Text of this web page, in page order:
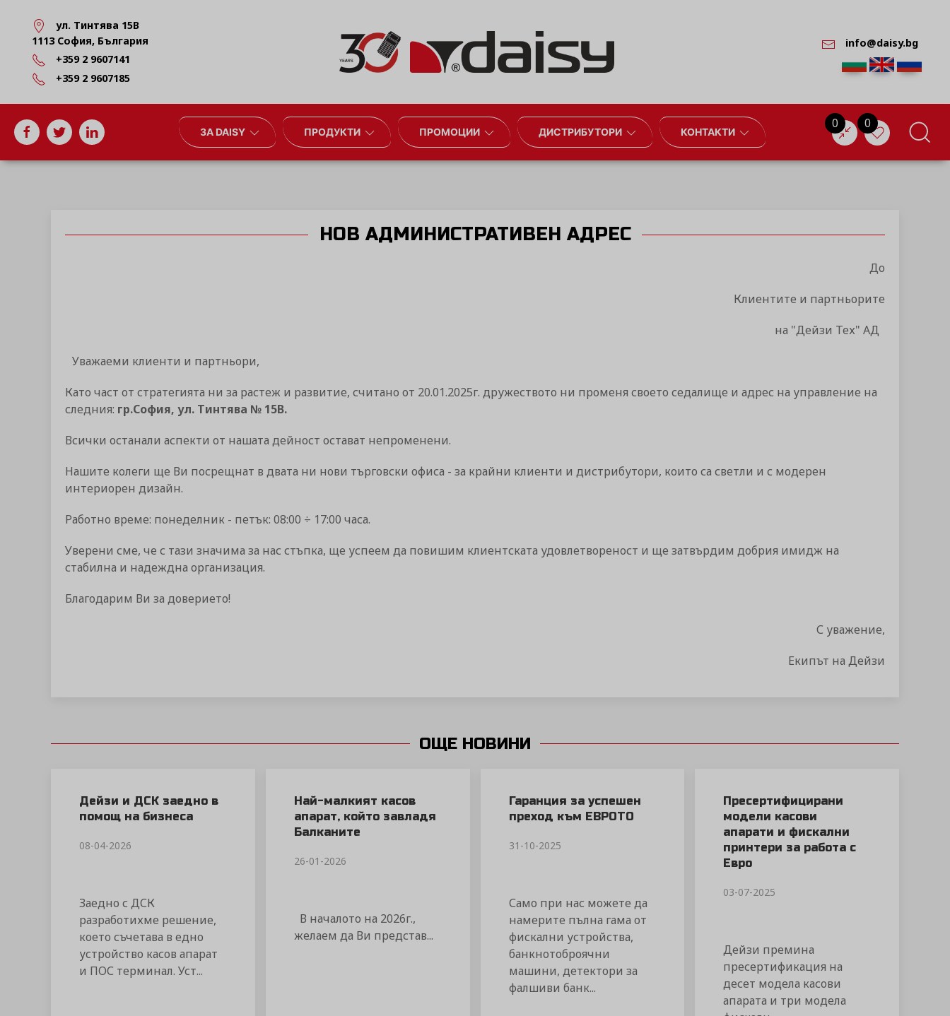
ул. Тинтява 15В
1113 София, България
+359 2 9607141
+359 2 9607185
info@daisy.bg
ЗА DAISY ПРОДУКТИ ПРОМОЦИИ ДИСТРИБУТОРИ КОНТАКТИ
0 0
НОВ АДМИНИСТРАТИВЕН АДРЕС
До
Клиентите и партньорите
на "Дейзи Тех" АД
Уважаеми клиенти и партньори,
Като част от стратегията ни за растеж и развитие, считано от 20.01.2025г. дружеството ни променя своето седалище и адрес на управление на
следния: гр.София, ул. Тинтява № 15В.
Всички останали аспекти от нашата дейност остават непроменени.
Нашите колеги ще Ви посрещнат в двата ни нови търговски офиса - за крайни клиенти и дистрибутори, които са светли и с модерен
интериорен дизайн.
Работно време: понеделник - петък: 08:00 ÷ 17:00 часа.
Уверени сме, че с тази значима за нас стъпка, ще успеем да повишим клиентската удовлетвореност и ще затвърдим добрия имидж на
стабилна и надеждна организация.
Благодарим Ви за доверието!
С уважение,
Екипът на Дейзи
ОЩЕ НОВИНИ
Дейзи и ДСК заедно в
помощ на бизнеса
08-04-2026
Заедно с ДСК
разработихме решение,
което съчетава в едно
устройство касов апарат
и ПОС терминал. Уст...
Най-малкият касов
апарат, който завладя
Балканите
26-01-2026
В началото на 2026г.,
желаем да Ви представ...
Гаранция за успешен
преход към ЕВРОТО
31-10-2025
Само при нас можете да
намерите пълна гама от
фискални устройства,
банкнотоброячни
машини, детектори за
фалшиви банк...
Пресертифицирани
модели касови
апарати и фискални
принтери за работа с
Евро
03-07-2025
Дейзи премина
пресертификация на
десет модела касови
апарата и три модела